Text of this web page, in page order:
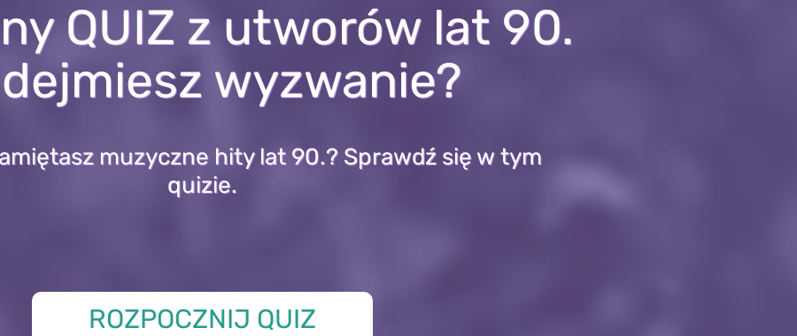
QUIZ z utworów lat 90.
wyzwanie?
muzyczne hity lat 90.? Sprawdź się w tym
quizie.
ROZPOCZNIJ QUIZ